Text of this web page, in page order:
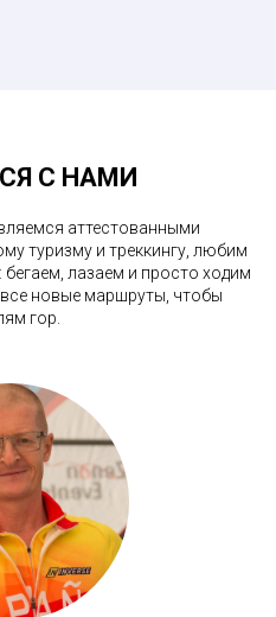
С НАМИ
аттестованными
туризму и треккингу, любим
лазаем и просто ходим
новые маршруты, чтобы
гор.